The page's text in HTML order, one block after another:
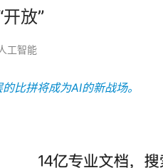
放”
人工智能
比拼将成为AI的新战场。